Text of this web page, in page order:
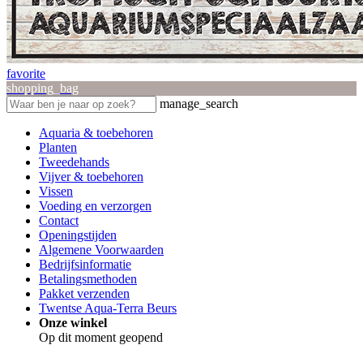
favorite
shopping_bag
manage_search
Aquaria & toebehoren
Planten
Tweedehands
Vijver & toebehoren
Vissen
Voeding en verzorgen
Contact
Openingstijden
Algemene Voorwaarden
Bedrijfsinformatie
Betalingsmethoden
Pakket verzenden
Twentse Aqua-Terra Beurs
Onze winkel
Op dit moment geopend